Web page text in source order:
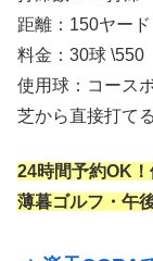
距離：150ヤード
料金：30球 \550
使用球：コース
芝から直接打て
24時間予約OK！
薄暮ゴルフ・午